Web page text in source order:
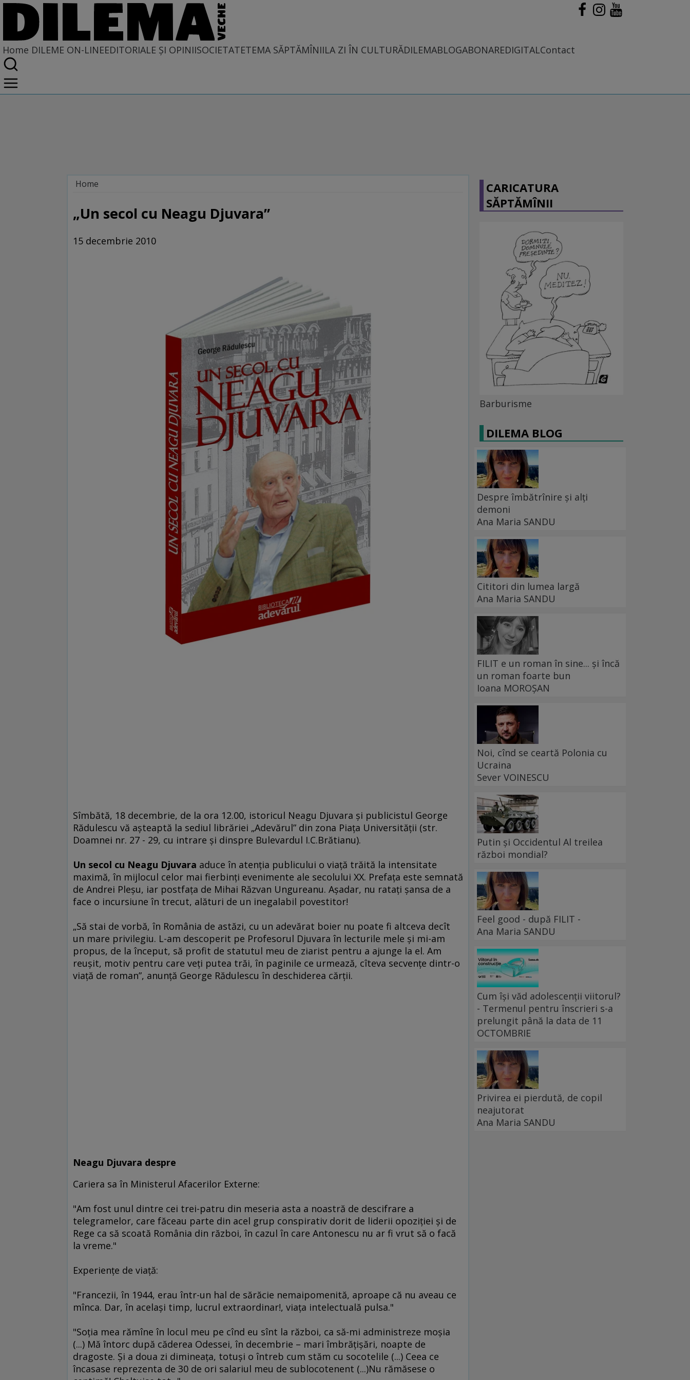
Home DILEME ON-LINEEDITORIALE ȘI OPINIISOCIETATETEMA SĂPTĂMÎNIILA ZI ÎN CULTURĂDILEMABLOGABONAREDIGITALContact
Home
„Un secol cu Neagu Djuvara”
15 decembrie 2010
Sîmbătă, 18 decembrie, de la ora 12.00, istoricul Neagu Djuvara şi publicistul George
Rădulescu vă aşteaptă la sediul librăriei „Adevărul” din zona Piaţa Universităţii (str.
Doamnei nr. 27 - 29, cu intrare şi dinspre Bulevardul I.C.Brătianu).
Un secol cu Neagu Djuvara aduce în atenţia publicului o viaţă trăită la intensitate
maximă, în mijlocul celor mai fierbinţi evenimente ale secolului XX. Prefaţa este semnată
de Andrei Pleşu, iar postfaţa de Mihai Răzvan Ungureanu. Aşadar, nu rataţi şansa de a
face o incursiune în trecut, alături de un inegalabil povestitor!
„Să stai de vorbă, în România de astăzi, cu un adevărat boier nu poate fi altceva decît
un mare privilegiu. L-am descoperit pe Profesorul Djuvara în lecturile mele şi mi-am
propus, de la început, să profit de statutul meu de ziarist pentru a ajunge la el. Am
reuşit, motiv pentru care veţi putea trăi, în paginile ce urmează, cîteva secvenţe dintr-o
viaţă de roman”, anunţă George Rădulescu în deschiderea cărţii.
Neagu Djuvara despre
Cariera sa în Ministerul Afacerilor Externe:
"Am fost unul dintre cei trei-patru din meseria asta a noastră de descifrare a
telegramelor, care făceau parte din acel grup conspirativ dorit de liderii opoziţiei şi de
Rege ca să scoată România din război, în cazul în care Antonescu nu ar fi vrut să o facă
la vreme."
Experienţe de viaţă:
"Francezii, în 1944, erau într-un hal de sărăcie nemaipomenită, aproape că nu aveau ce
mînca. Dar, în acelaşi timp, lucrul extraordinar!, viaţa intelectuală pulsa."
"Soţia mea rămîne în locul meu pe cînd eu sînt la război, ca să-mi administreze moşia
(...) Mă întorc după căderea Odessei, în decembrie – mari îmbrăţişări, noapte de
dragoste. Şi a doua zi dimineaţa, totuşi o întreb cum stăm cu socotelile (...) Ceea ce
încasase reprezenta de 30 de ori salariul meu de sublocotenent (...)Nu rămăsese o
CARICATURA
SĂPTĂMÎNII
Barburisme
DILEMA BLOG
Despre îmbătrînire și alți
demoni
Ana Maria SANDU
Cititori din lumea largă
Ana Maria SANDU
FILIT e un roman în sine... și încă
un roman foarte bun
Ioana MOROȘAN
Noi, cînd se ceartă Polonia cu
Ucraina
Sever VOINESCU
Putin și Occidentul Al treilea
război mondial?
Feel good - după FILIT -
Ana Maria SANDU
Cum își văd adolescenții viitorul?
- Termenul pentru înscrieri s-a
prelungit până la data de 11
OCTOMBRIE
Privirea ei pierdută, de copil
neajutorat
Ana Maria SANDU